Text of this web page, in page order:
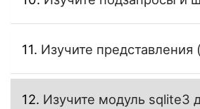
Изучите представления
Изучите модуль sqlite3